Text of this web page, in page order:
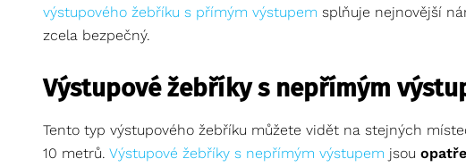
výstupového žebříku s přímým výstupem splňuje nejnovější
zcela bezpečný.
Výstupové žebříky s nepřímým
Tento typ výstupového žebříku můžete vidět na stejných
10 metrů. Výstupové žebříky s nepřímým výstupem jsou